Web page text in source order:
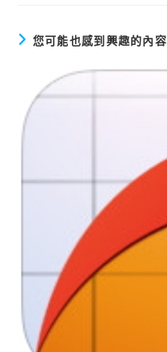
您可能也感到興趣的內容